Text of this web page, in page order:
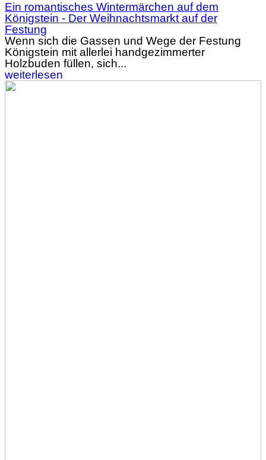
Ein romantisches Wintermärchen auf dem
Königstein - Der Weihnachtsmarkt auf der
Festung
Wenn sich die Gassen und Wege der Festung
Königstein mit allerlei handgezimmerter
Holzbuden füllen, sich...
weiterlesen